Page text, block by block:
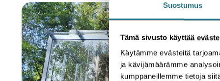
Suostumus
Tämä sivusto käyttää
Käytämme evästeitä
ja kävijämäärämme
kumppaneillemme tietoja